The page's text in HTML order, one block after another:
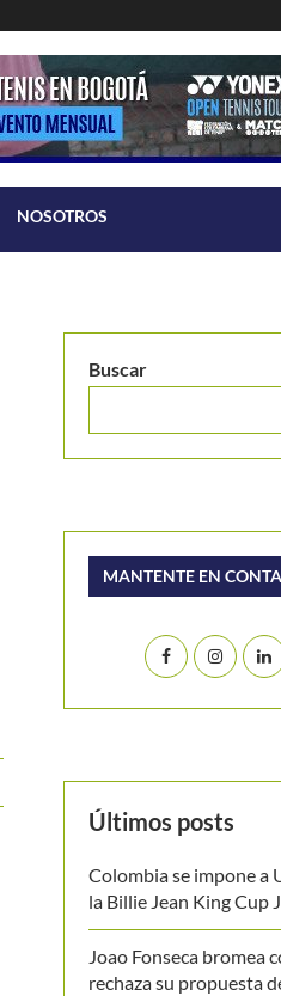
NOSOTROS
Buscar
MANTENTE EN
Últimos posts
Colombia se impone a
la Billie Jean King Cup
Joao Fonseca bromea
rechaza su propuesta